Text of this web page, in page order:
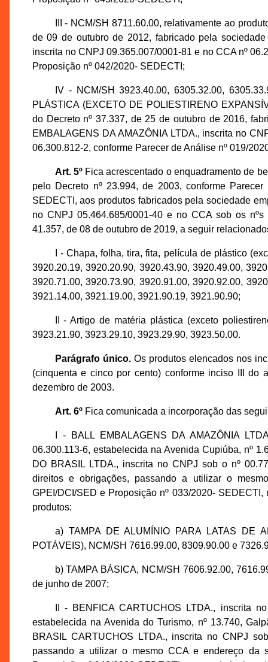
III - NCM/SH 8711.60.00, relativamente ao
de 09 de outubro de 2012, fabricado pela
inscrita no CNPJ 09.365.007/0001-81 e no CCA nº
Proposição nº 042/2020- SEDECTI;
IV - NCM/SH 3923.40.00, 6305.32.00,
PLÁSTICA (EXCETO DE POLIESTIRENO
do Decreto nº 37.337, de 25 de outubro de 2016,
EMBALAGENS DA AMAZÔNIA LTDA., inscrita no
06.300.812-2, conforme Parecer de Análise nº 019/
Art. 5ºFica acrescentado o enquadramento de
pelo Decreto nº 23.994, de 2003, conforme
SEDECTI, aos produtos fabricados pela sociedade
no CNPJ 05.464.685/0001-40 e no CCA sob os
41.357, de 08 de outubro de 2019, a seguir
I - Chapa, folha, tira, fita, película de plástico
3920.20.19, 3920.20.90, 3920.43.90, 3920.49.00,
3920.71.00, 3920.73.90, 3920.91.00, 3920.92.00,
3921.14.00, 3921.19.00, 3921.90.19, 3921.90.90;
II - Artigo de matéria plástica (exceto
3923.21.90, 3923.29.10, 3923.29.90, 3923.50.00.
Parágrafo único.Os produtos elencados nos
(cinquenta e cinco por cento) conforme inciso III do
dezembro de 2003.
Art. 6ºFica comunicada a incorporação das
I - BALL EMBALAGENS DA AMAZÔNIA
06.300.113-6, estabelecida na Avenida Cupiúba, nº
DO BRASIL LTDA., inscrita no CNPJ sob o nº
direitos e obrigações, passando a utilizar o
GPEI/DCI/SED e Proposição nº 033/2020-
produtos:
a) TAMPA DE ALUMÍNIO PARA LATAS DE
POTÁVEIS), NCM/SH 7616.99.00, 8309.90.00 e
b) TAMPA BÁSICA, NCM/SH 7606.92.00,
de junho de 2007;
II - BENFICA CARTUCHOS LTDA., inscrita
estabelecida na Avenida do Turismo, nº 13.740,
BRASIL CARTUCHOS LTDA., inscrita no CNPJ
passando a utilizar o mesmo CCA e endereço da